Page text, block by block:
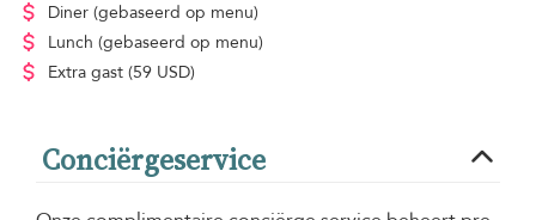
Diner (gebaseerd op menu)
Lunch (gebaseerd op menu)
Extra gast (59 USD)
Conciërgeservice